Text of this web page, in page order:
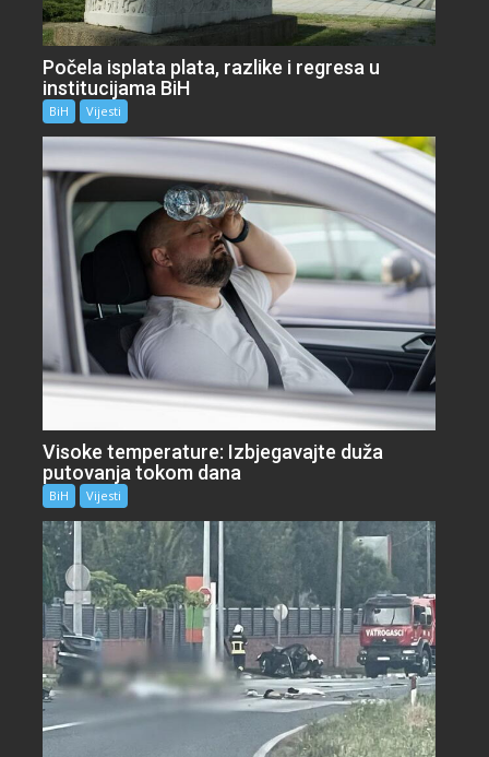
Počela isplata plata, razlike i regresa u
institucijama BiH
BiH Vijesti
Visoke temperature: Izbjegavajte duža
putovanja tokom dana
BiH Vijesti